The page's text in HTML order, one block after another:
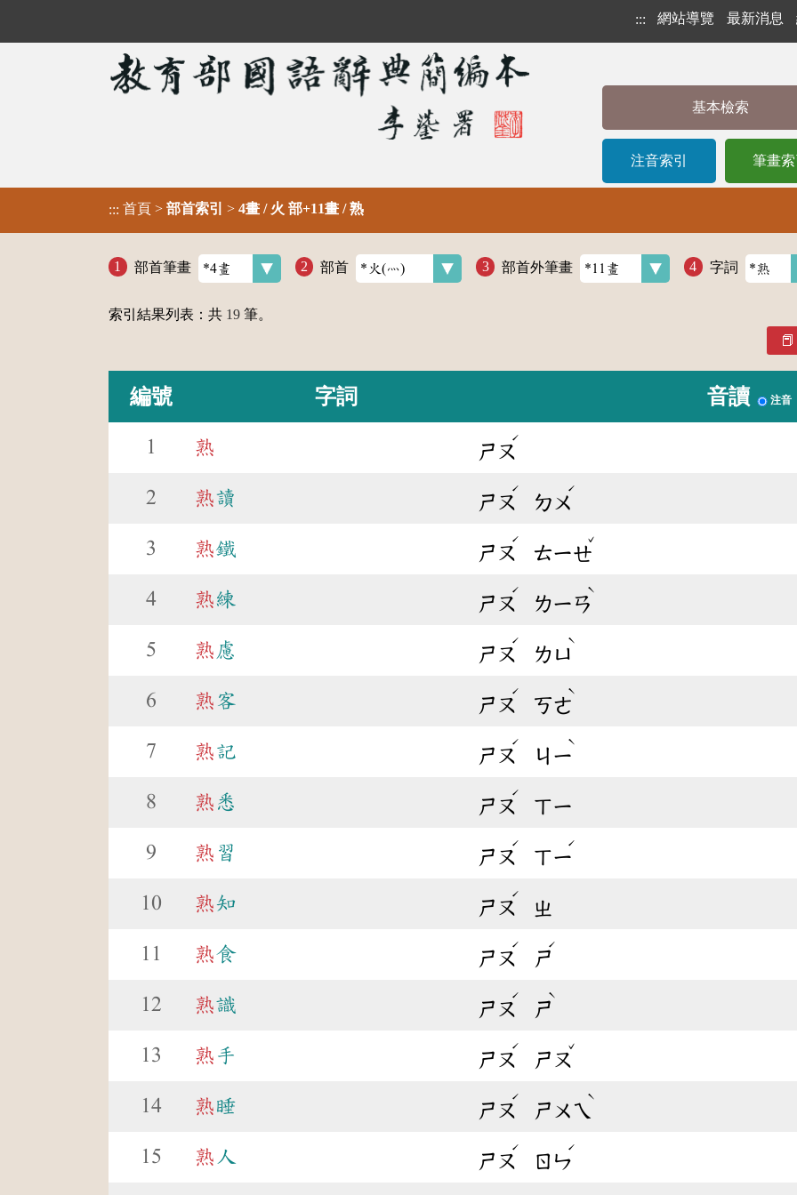
::: 網站導覽 最新消息
基本檢索
注音索引 筆畫
::: 首頁 > 部首索引 > 4畫 / 火 部+11畫 / 熟
部首筆畫 部首 部首外筆畫 字詞
索引結果列表：共 19 筆。
編號 字詞 音讀 注音
1 熟 ㄕㄡ
ˊ
2 熟讀 ㄕㄡ
ˊ
ㄉㄨ
ˊ
3 熟鐵 ㄕㄡ
ˊ
ㄊㄧㄝ
ˇ
4 熟練 ㄕㄡ
ˊ
ㄌㄧㄢ
ˋ
5 熟 慮 ㄕㄡ
ˊ
ㄌㄩ
ˋ
6 熟 客 ㄕㄡ
ˊ
ㄎㄜ
ˋ
7 熟記 ㄕㄡ
ˊ
ㄐㄧ
ˋ
8 熟 悉 ㄕㄡ
ˊ
ㄒㄧ
9 熟 習 ㄕㄡ
ˊ
ㄒㄧ
ˊ
10 熟知 ㄕㄡ
ˊ
ㄓ
11 熟食 ㄕㄡ
ˊ
ㄕ
ˊ
12 熟識 ㄕㄡ
ˊ
ㄕ
ˋ
13 熟 手 ㄕㄡ
ˊ
ㄕㄡ
ˇ
14 熟睡 ㄕㄡ
ˊ
ㄕㄨㄟ
ˋ
15 熟 人 ㄕㄡ
ˊ
ㄖㄣ
ˊ